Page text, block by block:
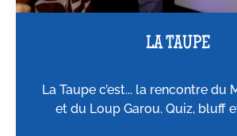
LA TAUPE
La Taupe c’est... la rencontre du
et du Loup Garou. Quiz, bluff